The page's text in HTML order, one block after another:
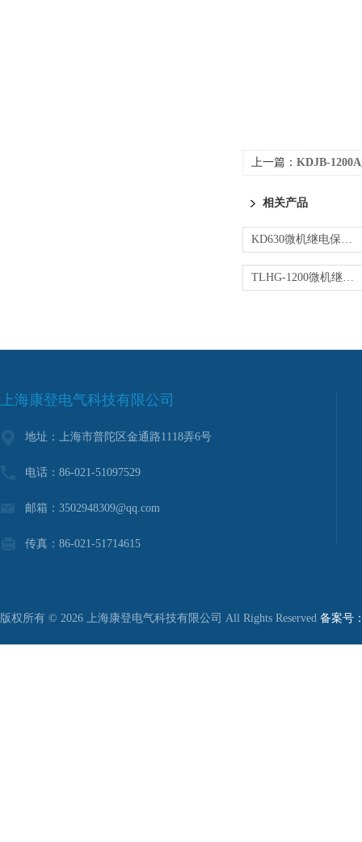
上一篇： KDJB-1200A
相关产品
KD630微机继电保护测试仪
TLHG-1200微机继电保护测试仪
上海康登电气科技有限公司
地址：上海市普陀区金通路1118弄6号
电话：86-021-51097529
邮箱：3502948309@qq.com
传真：86-021-51714615
版权所有 © 2026 上海康登电气科技有限公司 All Rights Reserved 备案号